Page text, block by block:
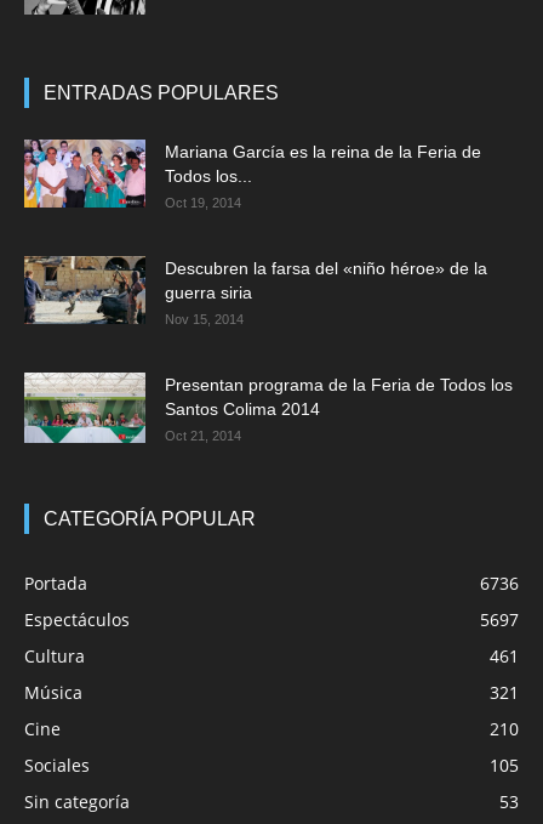
ENTRADAS POPULARES
Mariana García es la reina de la Feria de
Todos los...
Oct 19, 2014
Descubren la farsa del «niño héroe» de la
guerra siria
Nov 15, 2014
Presentan programa de la Feria de Todos los
Santos Colima 2014
Oct 21, 2014
CATEGORÍA POPULAR
Portada
6736
Espectáculos
5697
Cultura
461
Música
321
Cine
210
Sociales
105
Sin categoría
53